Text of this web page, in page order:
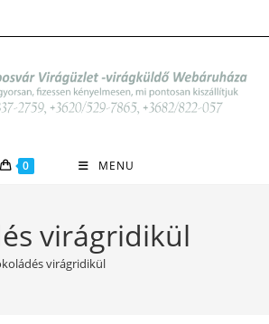
0 MENU
virágridikül
virágridikül